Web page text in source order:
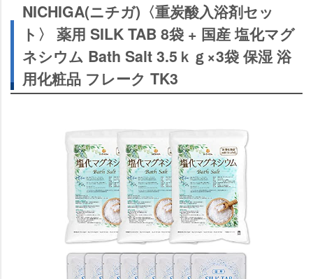
NICHIGA(ニチガ)〈重炭酸入浴剤セッ
ト〉 薬用 SILK TAB 8袋 + 国産 塩化マグ
ネシウム Bath Salt 3.5ｋｇ×3袋 保湿 浴
用化粧品 フレーク TK3